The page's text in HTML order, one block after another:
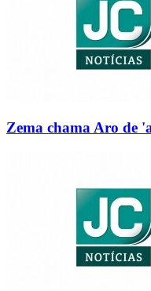
Zema chama Aro de